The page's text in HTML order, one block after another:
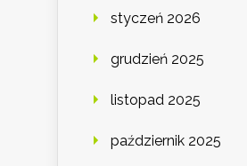
styczeń 2026
grudzień 2025
listopad 2025
październik 2025